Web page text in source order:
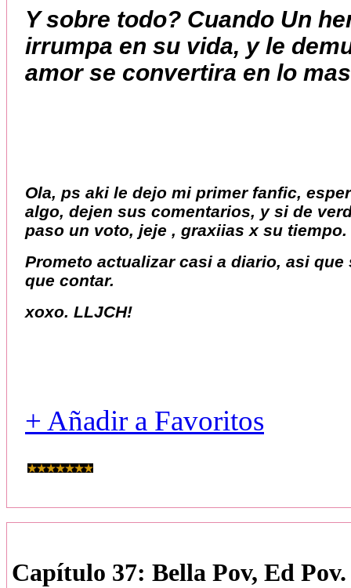
Y sobre todo? Cuando Un
irrumpa en su vida, y le
amor se convertira en lo
Ola, ps aki le dejo mi primer fanfic,
algo, dejen sus comentarios, y si de
paso un voto, jeje , graxiias x su tiempo.
Prometo actualizar casi a diario, asi
que contar.
xoxo. LLJCH!
+ Añadir a Favoritos
Capítulo 37: Bella Pov, Ed